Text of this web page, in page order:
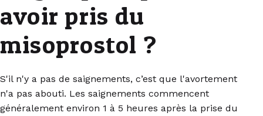
avoir pris du
misoprostol ?
S'il n'y a pas de saignements, c’est que l'avortement
n'a pas abouti. Les saignements commencent
généralement environ 1 à 5 heures après la prise du